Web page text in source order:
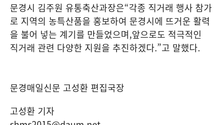
문경시 김주원 유통축산과장은“각종 직거래 행사 참가
로 지역의 농특산품을 홍보하여 문경시에 뜨거운 활력
을 불어 넣는 계기를 만들었으며,앞으로도 적극적인
직거래 관련 다양한 지원을 추진하겠다.”고 말했다.
문경매일신문 고성환 편집국장
고성환 기자